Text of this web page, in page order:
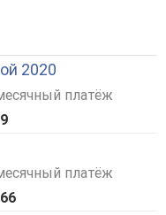
2020
платёж
платёж